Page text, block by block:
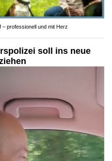
– professionell und mit Herz
soll ins neue